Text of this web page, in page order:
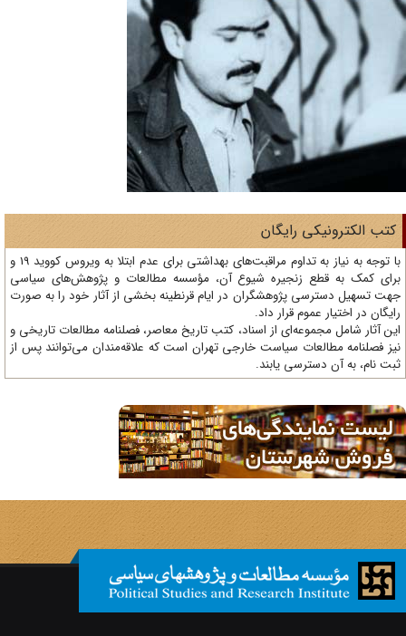
الکترونیکی رایگان
با توجه به نیاز به تداوم مراقبت‌های بهداشتی برای عدم ابتلا به ویروس کووید 19 و
کمک به قطع زنجیره شیوع آن، مؤسسه مطالعات و پژوهش‌های سیاسی
تسهیل دسترسی پژوهشگران در ایام قرنطینه بخشی از آثار خود را به صورت
در اختیار عموم قرار داد.
آثار شامل مجموعه‌ای از اسناد، کتب تاریخ معاصر، فصلنامه‌ مطالعات تاریخی و
فصلنامه مطالعات سیاست خارجی تهران است که علاقه‌مندان می‌توانند پس از
نام، به آن دسترسی یابند.